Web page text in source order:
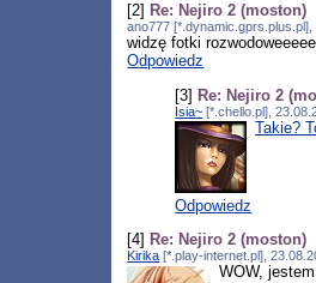
[2] Re: Nejiro 2 (moston)
ano777
widzę fotki
Odpowiedz
[3] Re: Nejiro 2
Isia~ [*.chello.pl],
Takie?
Odpowiedz
[4] Re: Nejiro 2 (moston)
Kirika [*.play-internet.pl],
WOW,